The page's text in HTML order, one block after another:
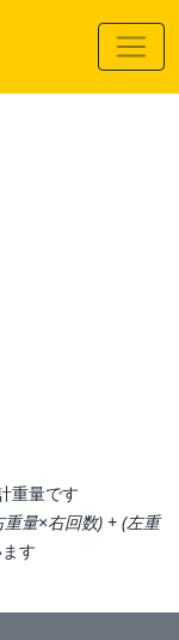
重量です
重量×右回数) + (左重
す